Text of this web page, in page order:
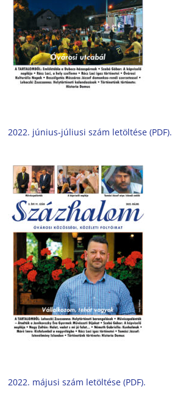
2022. június-júliusi szám letöltése (PDF).
2022. májusi szám letöltése (PDF).